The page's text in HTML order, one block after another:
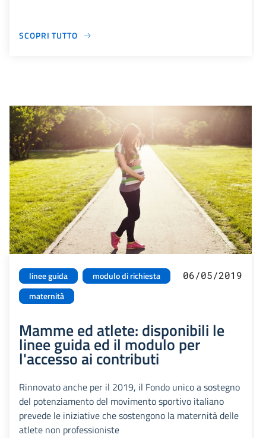
SCOPRI TUTTO
linee guida
modulo di richiesta
maternità
06/05/2019
Mamme ed atlete: disponibili le
linee guida ed il modulo per
l'accesso ai contributi
Rinnovato anche per il 2019, il Fondo unico a sostegno
del potenziamento del movimento sportivo italiano
prevede le iniziative che sostengono la maternità delle
atlete non professioniste